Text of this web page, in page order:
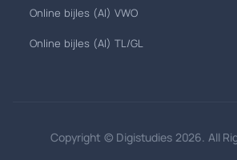
Online bijles (AI) VWO
Online bijles (AI) TL/GL
Copyright © Digistudies 2026. All